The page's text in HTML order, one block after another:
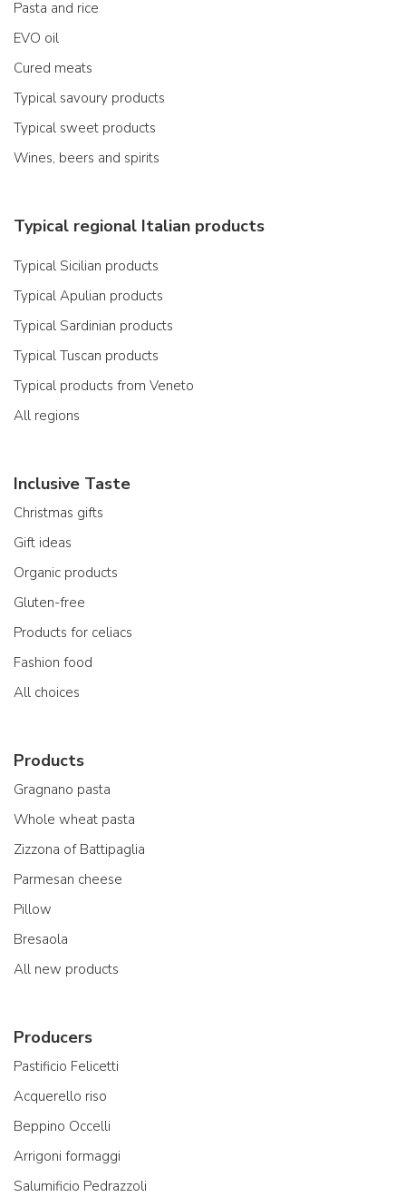
Pasta and rice
EVO oil
Cured meats
Typical savoury products
Typical sweet products
Wines, beers and spirits
Typical regional Italian products
Typical Sicilian products
Typical Apulian products
Typical Sardinian products
Typical Tuscan products
Typical products from Veneto
All regions
Inclusive Taste
Christmas gifts
Gift ideas
Organic products
Gluten-free
Products for celiacs
Fashion food
All choices
Products
Gragnano pasta
Whole wheat pasta
Zizzona of Battipaglia
Parmesan cheese
Pillow
Bresaola
All new products
Producers
Pastificio Felicetti
Acquerello riso
Beppino Occelli
Arrigoni formaggi
Salumificio Pedrazzoli